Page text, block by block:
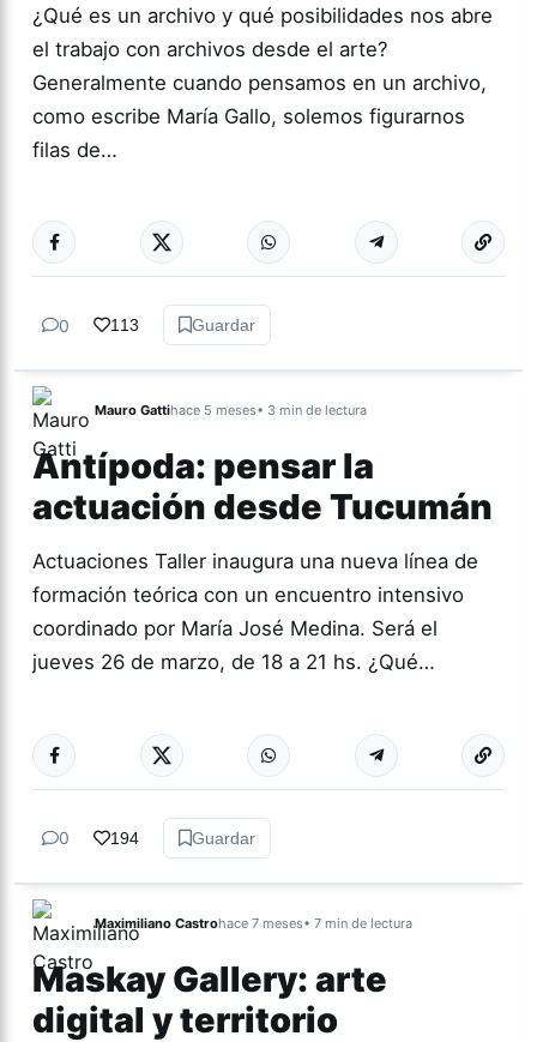
¿Qué es un archivo y qué posibilidades nos abre
el trabajo con archivos desde el arte?
Generalmente cuando pensamos en un archivo,
como escribe María Gallo, solemos figurarnos
filas de…
ARTES Más
0 113 Guardar
Mauro Gattihace 5 meses• 3 min de lectura
Antípoda: pensar la
actuación desde Tucumán
Actuaciones Taller inaugura una nueva línea de
formación teórica con un encuentro intensivo
coordinado por María José Medina. Será el
jueves 26 de marzo, de 18 a 21 hs. ¿Qué…
ACTUALIDAD Más
0 194 Guardar
Maximiliano Castrohace 7 meses• 7 min de lectura
Maskay Gallery: arte
digital y territorio